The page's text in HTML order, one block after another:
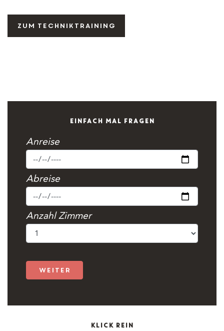
Zum Techniktraining
EINFACH MAL FRAGEN
Anreise
Abreise
Anzahl Zimmer
weiter
KLICK REIN